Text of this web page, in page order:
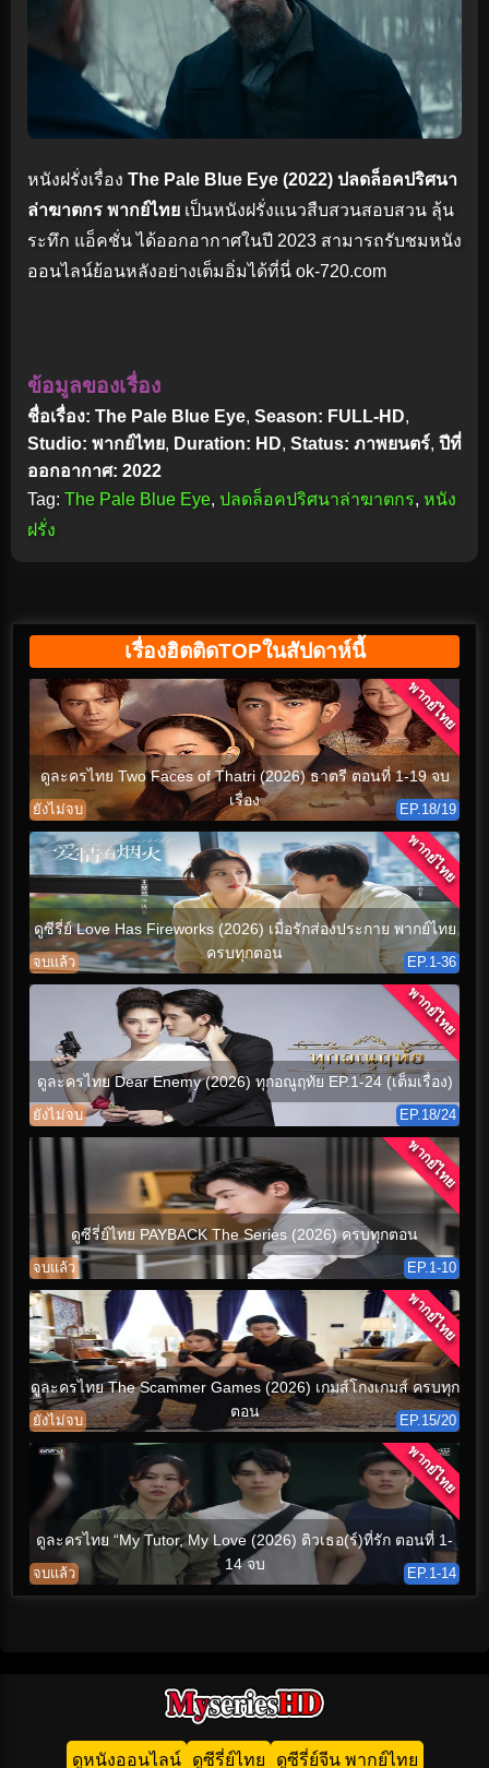
หนังฝรั่งเรื่อง The Pale Blue Eye (2022) ปลดล็อคปริศนา
ล่าฆาตกร พากย์ไทย เป็นหนังฝรั่งแนวสืบสวนสอบสวน ลุ้น
ระทึก แอ็คชั่น ได้ออกอากาศในปี 2023 สามารถรับชมหนัง
ออนไลน์ย้อนหลังอย่างเต็มอิ่มได้ที่นี่ ok-720.com
ข้อมูลของเรื่อง
ชื่อเรื่อง: The Pale Blue Eye, Season: FULL-HD,
Studio: พากย์ไทย, Duration: HD, Status: ภาพยนตร์, ปีที่
ออกอากาศ: 2022
Tag: The Pale Blue Eye, ปลดล็อคปริศนาล่าฆาตกร, หนัง
ฝรั่ง
เรื่องฮิตติดTOPในสัปดาห์นี้
ดูละครไทย Two Faces of Thatri (2026) ธาตรี ตอนที่ 1-19 จบ
เรื่อง
ยังไม่จบ EP.18/19
พากย์ไทย
ดูซีรี่ย์ Love Has Fireworks (2026) เมื่อรักส่องประกาย พากย์ไทย
ครบทุกตอน
จบแล้ว EP.1-36
พากย์ไทย
ดูละครไทย Dear Enemy (2026) ทุกอณูฤทัย EP.1-24 (เต็มเรื่อง)
ยังไม่จบ EP.18/24
พากย์ไทย
ดูซีรี่ย์ไทย PAYBACK The Series (2026) ครบทุกตอน
จบแล้ว EP.1-10
พากย์ไทย
ดูละครไทย The Scammer Games (2026) เกมส์โกงเกมส์ ครบทุก
ตอน
ยังไม่จบ EP.15/20
พากย์ไทย
ดูละครไทย “My Tutor, My Love (2026) ติวเธอ(ร์)ที่รัก ตอนที่ 1-
14 จบ
จบแล้ว EP.1-14
พากย์ไทย
ดูหนังออนไลน์ ดูซีรี่ย์ไทย ดูซีรี่ย์จีน พากย์ไทย